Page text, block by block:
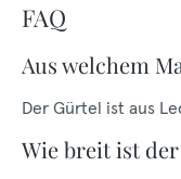
FAQ
Aus welchem
Der Gürtel ist aus
Wie breit ist